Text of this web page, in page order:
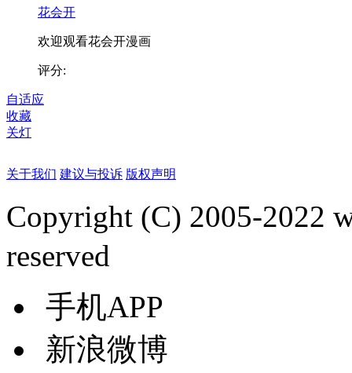
花会开
欢迎观看花会开漫画
评分:
自适应
收藏
关灯
关于我们 建议与投诉 版权声明
Copyright (C) 2005-2022
reserved
手机APP
新浪微博